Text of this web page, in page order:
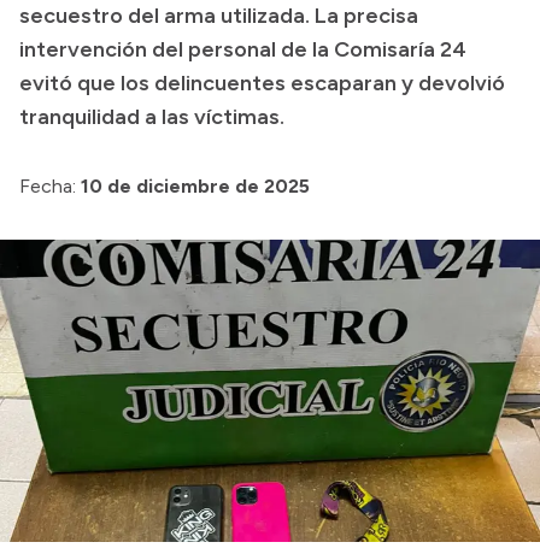
Transparencia
Presupuesto
Compras y licitaciones
Consulta de pago a proveedores
Convocatorias
Intranet
Login
secuestro del arma utilizada. La precisa
intervención del personal de la Comisaría 24
evitó que los delincuentes escaparan y devolvió
tranquilidad a las víctimas.
Fecha: 10 de diciembre de 2025